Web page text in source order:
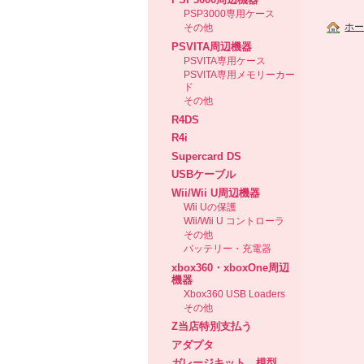
PSP3000専用ケース
その他
PSVITA周辺機器
PSVITA専用ケース
PSVITA専用メモリーカー
ド
その他
R4DS
R4i
Supercard DS
USBケーブル
Wii/Wii U周辺機器
Wii Uの保護
Wii/Wii U コントローラ
その他
バッテリー・充電器
xbox360・xboxOne周辺
機器
Xbox360 USB Loaders
その他
Z当店特別支払う
アダプタ
ホ